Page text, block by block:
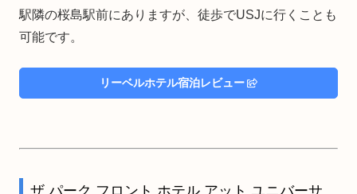
駅隣の桜島駅前にありますが、徒歩でUSJに行くことも
可能です。
リーベルホテル宿泊レビュー
ザ パーク フロント ホテル アット ユニバーサ